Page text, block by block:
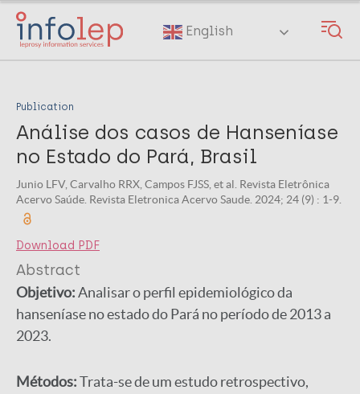
Skip
main
English
Publication
Análise dos casos de Hanseníase
no Estado do Pará, Brasil
Junio LFV, Carvalho RRX, Campos FJSS, et al. Revista Eletrônica
Acervo Saúde. Revista Eletronica Acervo Saude. 2024; 24 (9) : 1-9.
Download PDF
Abstract
Objetivo:Analisar o perfil epidemiológico da
hanseníase no estado do Pará no período de 2013 a
2023.
Métodos:Trata-se de um estudo retrospectivo,